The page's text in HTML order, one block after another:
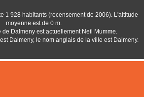
1 928 habitants (recensement de 2006). L'altitude
moyenne est de 0 m.
de Dalmeny est actuellement Neil Mumme.
Dalmeny, le nom anglais de la ville est Dalmeny.